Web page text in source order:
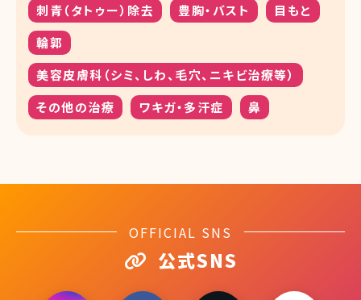
刺青（タトゥー）除去
豊胸・バスト
目もと
輪郭
美容皮膚科（シミ、しわ、毛穴、ニキビ治療等）
その他の治療
ワキガ・多汗症 鼻
OFFICIAL SNS
公式SNS